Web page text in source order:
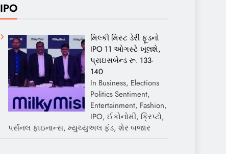
IPO
મિલ્કી મિસ્ટ ડેરી ફૂડનો
IPO 11 ઓગસ્ટે ખૂલશે,
પ્રાઇસબેન્ડ રૂ. 133-
140
In Business, Elections
Politics Sentiment,
Entertainment, Fashion,
IPO, ઈકોનોમી, ક્રિપ્ટો,
પર્સનલ ફાઇનાન્સ, મ્યુચ્યુઅલ ફંડ, શેર બજાર